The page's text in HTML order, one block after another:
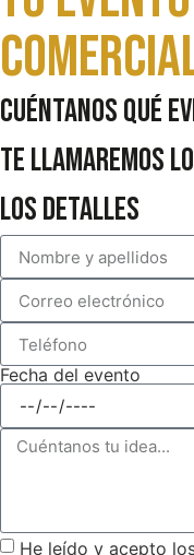
Cuéntanos qué
te llamaremos
los detalles
Fecha del evento
He leído y acepto